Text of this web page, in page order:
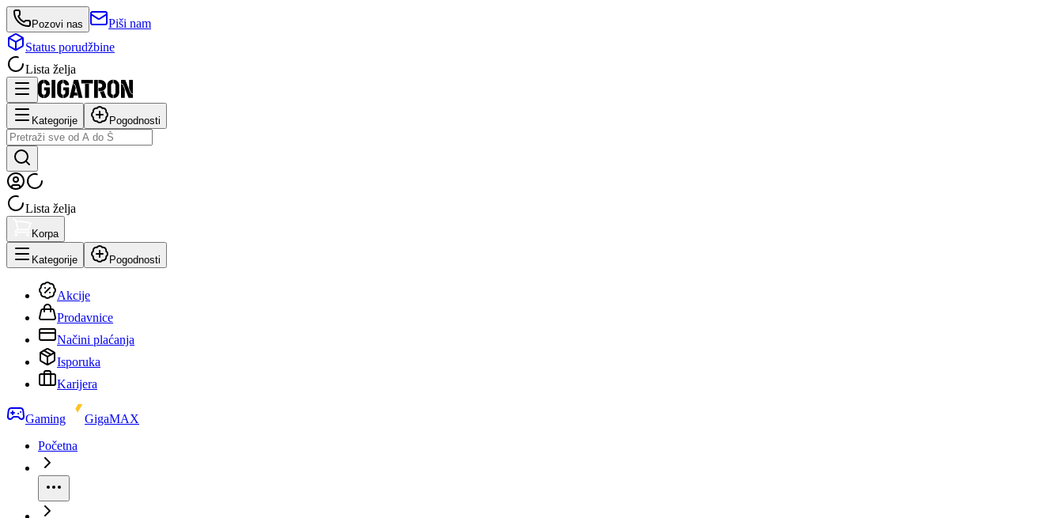
Pozovi nas
Piši nam
Status porudžbine
Lista želja
Kategorije Pogodnosti
Lista želja
Korpa
Kategorije Pogodnosti
Akcije
Prodavnice
Načini plaćanja
Isporuka
Karijera
Gaming
GigaMAX
Početna